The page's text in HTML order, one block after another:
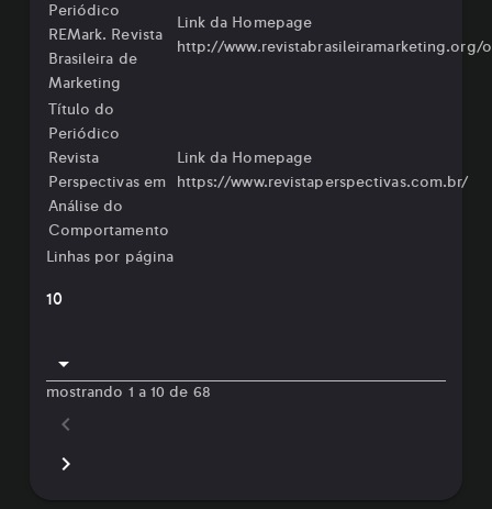
Periódico
REMark. Revista
Brasileira de
Marketing
Link da Homepage
http://www.revistabrasileiramarketing.org/
Título do
Periódico
Revista
Perspectivas em
Análise do
Comportamento
Link da Homepage
https://www.revistaperspectivas.com.br/
Linhas por página
10
mostrando 1 a 10 de 68